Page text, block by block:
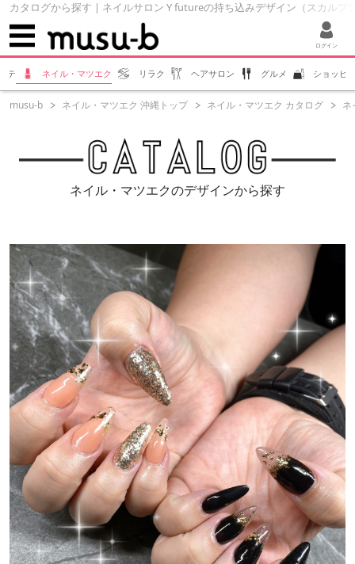
カタログから探す | ネイルサロン Y futureの持ち込みデザイン（スカル
ログイン
テ ネイル・マツエク リラク ヘアサロン グルメ ショッピ
musu-b ネイル・マツエク 沖縄トップ ネイル・マツエク カタログ ネ
ネイル・マツエクのデザインから探す